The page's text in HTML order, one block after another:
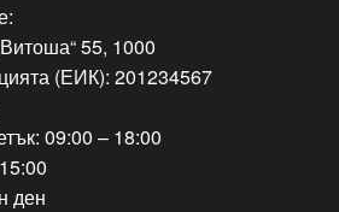
55, 1000
(ЕИК): 201234567
09:00 – 18:00
ден